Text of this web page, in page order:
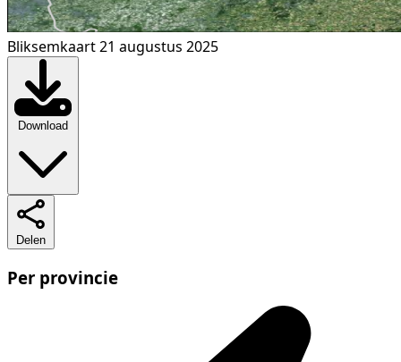
Bliksemkaart 21 augustus 2025
Download
Delen
Per provincie